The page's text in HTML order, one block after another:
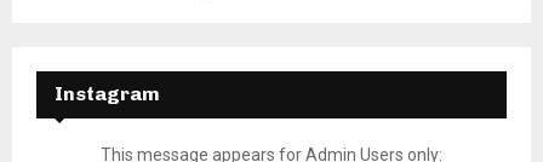
Instagram
This message appears for Admin Users only: